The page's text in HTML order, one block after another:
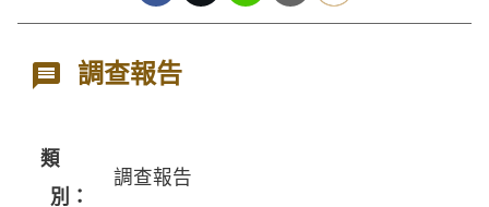
調查報告
類
別：
調查報告